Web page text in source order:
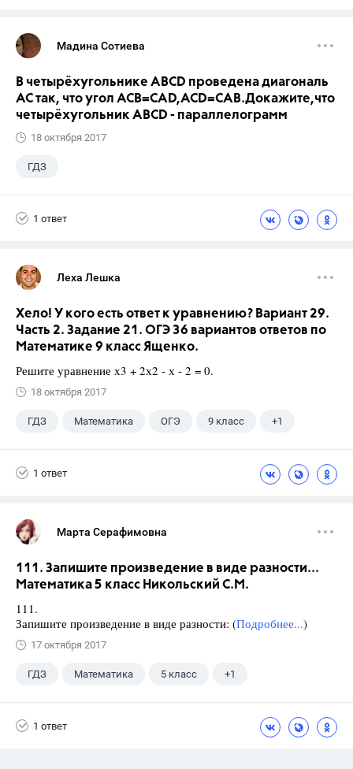
Мадина Сотиева
В четырёхугольнике ABCD проведена диагональ
AC так, что угол ACB=CAD,ACD=CAB.Докажите,что
четырёхугольник ABCD - параллелограмм
18 октября 2017
ГДЗ
1 ответ
Леха Лешка
Хело! У кого есть ответ к уравнению? Вариант 29.
Часть 2. Задание 21. ОГЭ 36 вариантов ответов по
Математике 9 класс Ященко.
Решите уравнение х3 + 2х2 - х - 2 = 0.
18 октября 2017
ГДЗ Математика ОГЭ 9 класс +1
1 ответ
Марта Серафимовна
111. Запишите произведение в виде разности...
Математика 5 класс Никольский С.М.
111.
Запишите произведение в виде разности: (Подробнее...)
17 октября 2017
ГДЗ Математика 5 класс +1
1 ответ